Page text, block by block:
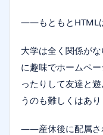
――もともとHTML
大学は全く関係が
に趣味でホームペ
ったりして友達と
うのも難しくはあり
――産休後に配属さ